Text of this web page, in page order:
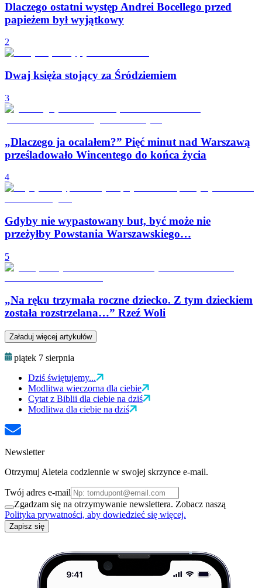
Dlaczego ostatni występ Andrei Bocellego przed
papieżem był wyjątkowy
2
Dwaj księża stojący za Śródziemiem
3
„Dlaczego ja ocalałem?” Pięć minut nad Warszawą
prześladowało Wincentego do końca życia
4
Gdyby nie wypastowany but, być może nie
przeżyłby Powstania Warszawskiego…
5
„Na ręku trzymała roczne dziecko. Z tym dzieckiem
została rozstrzelana…” Rzeź Woli
Załaduj więcej artykułów
piątek 7 sierpnia
Dziś świętujemy...
Modlitwa wieczorna dla ciebie
Cytat z Biblii dla ciebie na dziś
Modlitwa dla ciebie na dziś
Newsletter
Otrzymuj Aleteia codziennie w swojej skrzynce e-mail.
Twój adres e-mail
Zgadzam się na otrzymywanie newslettera. Zobacz naszą
Polityka prywatności, aby dowiedzieć się więcej.
Zapisz się